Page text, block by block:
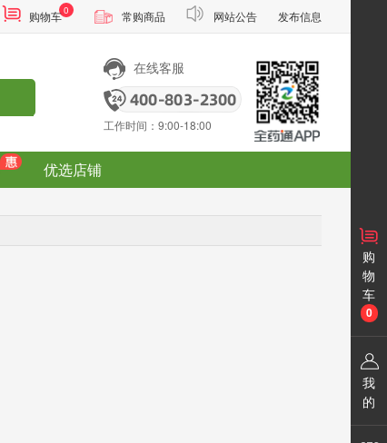
购物车0 常购商品 网站公告 发布信息
在线客服
工作时间：9:00-18:00
优选店铺
购
物
车
0
我
的